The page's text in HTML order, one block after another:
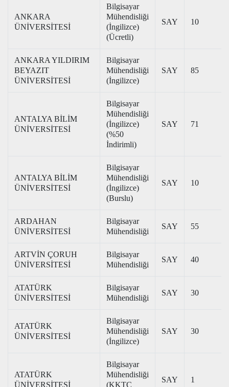
ANKARA
ÜNİVERSİTESİ
Bilgisayar
Mühendisliği
(İngilizce)
(Ücretli)
SAY 10
ANKARA YILDIRIM
BEYAZIT
ÜNİVERSİTESİ
Bilgisayar
Mühendisliği
(İngilizce)
SAY 85
ANTALYA BİLİM
ÜNİVERSİTESİ
Bilgisayar
Mühendisliği
(İngilizce)
(%50
İndirimli)
SAY 71
ANTALYA BİLİM
ÜNİVERSİTESİ
Bilgisayar
Mühendisliği
(İngilizce)
(Burslu)
SAY 10
ARDAHAN
ÜNİVERSİTESİ
Bilgisayar
Mühendisliği
SAY 55
ARTVİN ÇORUH
ÜNİVERSİTESİ
Bilgisayar
Mühendisliği
SAY 40
ATATÜRK
ÜNİVERSİTESİ
Bilgisayar
Mühendisliği
SAY 30
ATATÜRK
ÜNİVERSİTESİ
Bilgisayar
Mühendisliği
(İngilizce)
SAY 30
ATATÜRK
ÜNİVERSİTESİ
Bilgisayar
Mühendisliği
(KKTC
SAY 1